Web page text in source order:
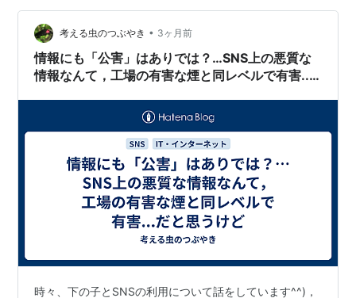
の運転者の息の根を止めてしまうというような表現をし
て問題になった…
考える虫のつぶやき • 3ヶ月前
情報にも「公害」はありでは？…SNS上の悪質な
情報なんて，工場の有害な煙と同レベルで有害...
時々、下の子とSNSの利用について話をしています^^)，